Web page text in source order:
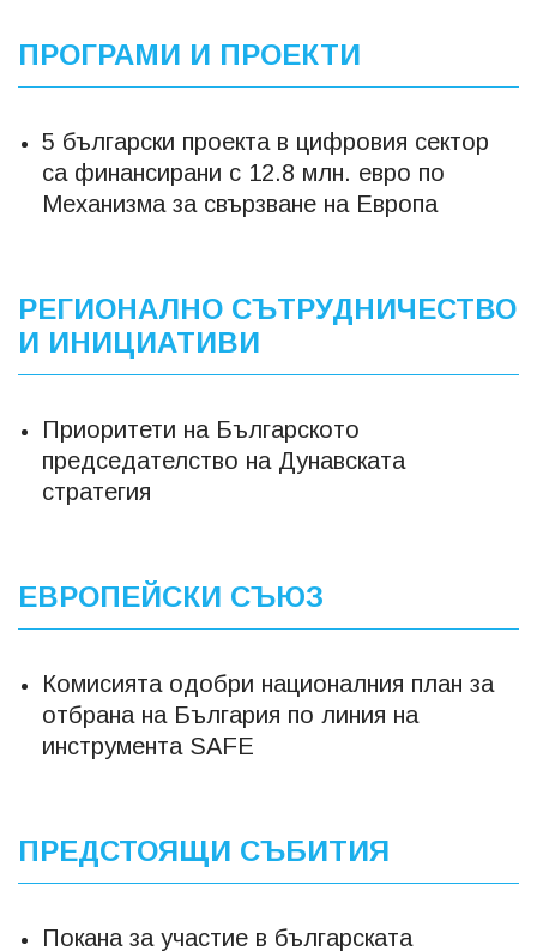
ПРОГРАМИ И ПРОЕКТИ
5 български проекта в цифровия сектор
са финансирани с 12.8 млн. евро по
Механизма за свързване на Европа
РЕГИОНАЛНО СЪТРУДНИЧЕСТВО
И ИНИЦИАТИВИ
Приоритети на Българското
председателство на Дунавската
стратегия
ЕВРОПЕЙСКИ СЪЮЗ
Комисията одобри националния план за
отбрана на България по линия на
инструмента SAFE
ПРЕДСТОЯЩИ СЪБИТИЯ
Покана за участие в българската